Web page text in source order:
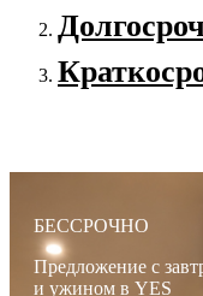
БЕССРОЧНО
Предложение с
и ужином в YES